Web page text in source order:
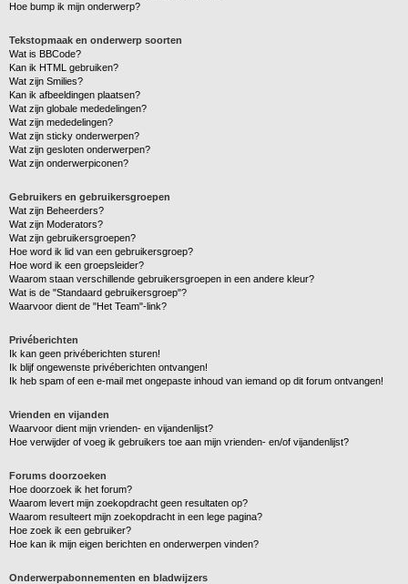
Hoe bump ik mijn onderwerp?
Tekstopmaak en onderwerp soorten
Wat is BBCode?
Kan ik HTML gebruiken?
Wat zijn Smilies?
Kan ik afbeeldingen plaatsen?
Wat zijn globale mededelingen?
Wat zijn mededelingen?
Wat zijn sticky onderwerpen?
Wat zijn gesloten onderwerpen?
Wat zijn onderwerpiconen?
Gebruikers en gebruikersgroepen
Wat zijn Beheerders?
Wat zijn Moderators?
Wat zijn gebruikersgroepen?
Hoe word ik lid van een gebruikersgroep?
Hoe word ik een groepsleider?
Waarom staan verschillende gebruikersgroepen in een andere kleur?
Wat is de "Standaard gebruikersgroep"?
Waarvoor dient de "Het Team"-link?
Privéberichten
Ik kan geen privéberichten sturen!
Ik blijf ongewenste privéberichten ontvangen!
Ik heb spam of een e-mail met ongepaste inhoud van iemand op dit forum ontvangen!
Vrienden en vijanden
Waarvoor dient mijn vrienden- en vijandenlijst?
Hoe verwijder of voeg ik gebruikers toe aan mijn vrienden- en/of vijandenlijst?
Forums doorzoeken
Hoe doorzoek ik het forum?
Waarom levert mijn zoekopdracht geen resultaten op?
Waarom resulteert mijn zoekopdracht in een lege pagina?
Hoe zoek ik een gebruiker?
Hoe kan ik mijn eigen berichten en onderwerpen vinden?
Onderwerpabonnementen en bladwijzers